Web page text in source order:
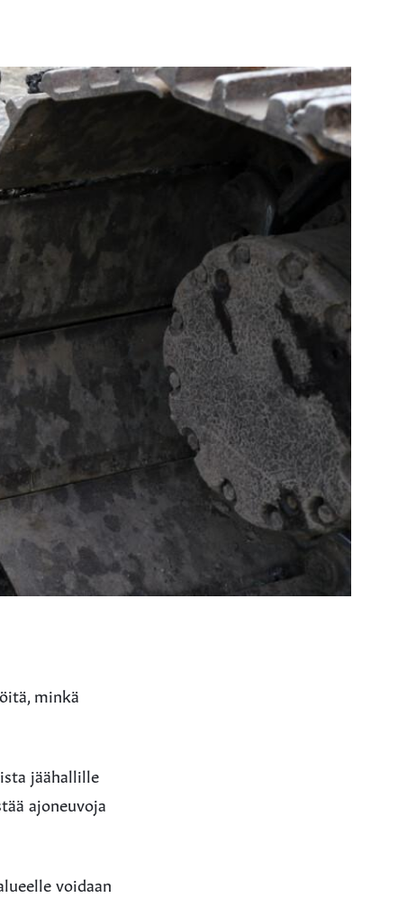
minkä
jäähallille
ajoneuvoja
voidaan